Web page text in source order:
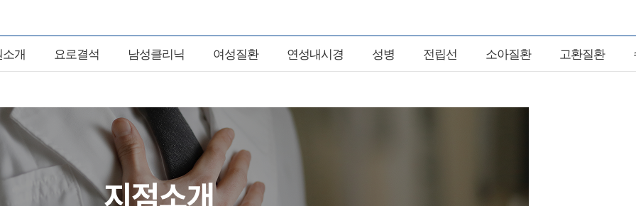
개 요로결석 남성클리닉 여성질환 연성내시경 성병 전립선 소아질환 고환질환